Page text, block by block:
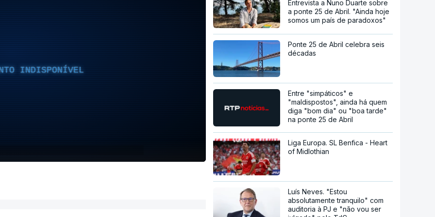
INDISPONÍVEL
Entrevista a Nuno Duarte sobre
a ponte 25 de Abril. "Ainda hoje
somos um país de paradoxos"
Ponte 25 de Abril celebra seis
décadas
Entre "simpáticos" e
"maldispostos", ainda há quem
diga "bom dia" ou "boa tarde"
na ponte 25 de Abril
Liga Europa. SL Benfica - Heart
of Midlothian
Luís Neves. "Estou
absolutamente tranquilo" com
auditoria à PJ e "não vou ser